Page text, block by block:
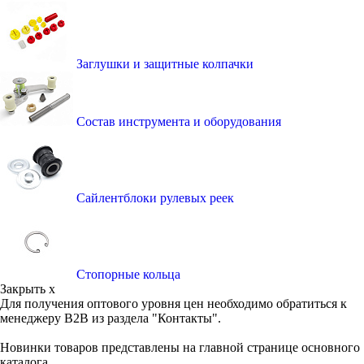
Заглушки и защитные колпачки
Состав инструмента и оборудования
Сайлентблоки рулевых реек
Стопорные кольца
Закрыть x
Для получения оптового уровня цен необходимо обратиться к
менеджеру B2B из раздела "Контакты".
Новинки товаров представлены на главной странице основного